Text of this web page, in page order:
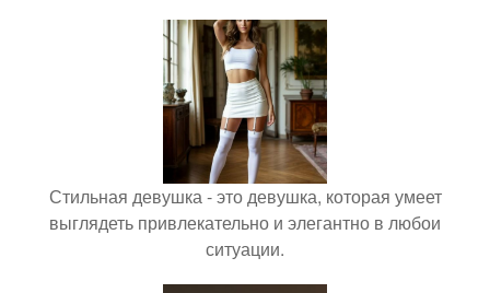
Стильная девушка - это девушка, которая умеет
выглядеть привлекательно и элегантно в любои
ситуации.